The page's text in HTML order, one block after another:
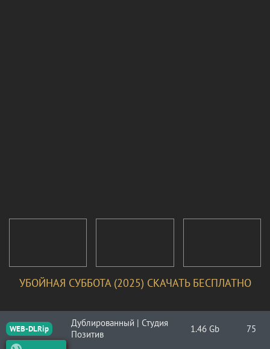
УБОЙНАЯ СУББОТА (2025) СКАЧАТЬ БЕСПЛАТНО
WEB-DLRip
Дублированный | Студия
Позитив
1.46 Gb 75